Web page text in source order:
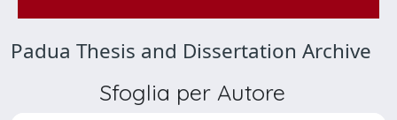
Padua Thesis and Dissertation Archive
Sfoglia per Autore